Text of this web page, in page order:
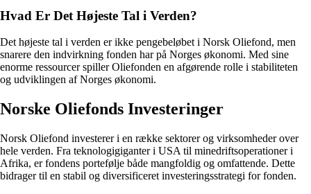
Hvad Er Det Højeste Tal i Verden?
Det højeste tal i verden er ikke pengebeløbet i Norsk Oliefond, men
snarere den indvirkning fonden har på Norges økonomi. Med sine
enorme ressourcer spiller Oliefonden en afgørende rolle i stabiliteten
og udviklingen af Norges økonomi.
Norske Oliefonds Investeringer
Norsk Oliefond investerer i en række sektorer og virksomheder over
hele verden. Fra teknologigiganter i USA til minedriftsoperationer i
Afrika, er fondens portefølje både mangfoldig og omfattende. Dette
bidrager til en stabil og diversificeret investeringsstrategi for fonden.